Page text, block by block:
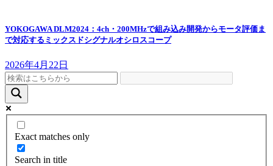
YOKOGAWA DLM2024：4ch・200MHzで組み込み開発からモータ評価ま
で対応するミックスドシグナルオシロスコープ
2026年4月22日
Exact matches only
Search in title